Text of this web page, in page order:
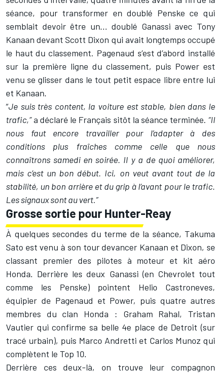
séance, pour transformer en doublé Penske ce qui
semblait devoir être un... doublé Ganassi avec Tony
Kanaan devantScott Dixon qui avait longtemps occupé
le haut du classement. Pagenaud s’est d’abord installé
sur la première ligne du classement, puis Power est
venu se glisser dans le tout petit espace libre entre lui
et Kanaan.
“Je suis très content, la voiture est stable, bien dans le
trafic,”a déclaré le Français sitôt la séance terminée. “Il
nous faut encore travailler pour l’adapter à des
conditions plus fraîches comme celle que nous
connaîtrons samedi en soirée. Il y a de quoi améliorer,
mais c’est un bon début. Ici, on veut avant tout de la
stabilité, un bon arrière et du grip à l’avant pour le trafic.
Les signaux sont au vert.”
Grosse sortie pour Hunter-Reay
À quelques secondes du terme de la séance, Takuma
Sato est venu à son tour devancer Kanaan et Dixon, se
classant premier des pilotes à moteur et kit aéro
Honda. Derrière les deux Ganassi (en Chevrolet tout
comme les Penske) pointent Helio Castroneves,
équipier de Pagenaud et Power, puis quatre autres
membres du clan Honda : Graham Rahal, Tristan
Vautier qui confirme sa belle 4e place de Detroit (sur
tracé urbain), puis Marco Andretti et Carlos Munoz qui
complètent le Top 10.
Derrière ces deux-là, on trouve leur compagnon